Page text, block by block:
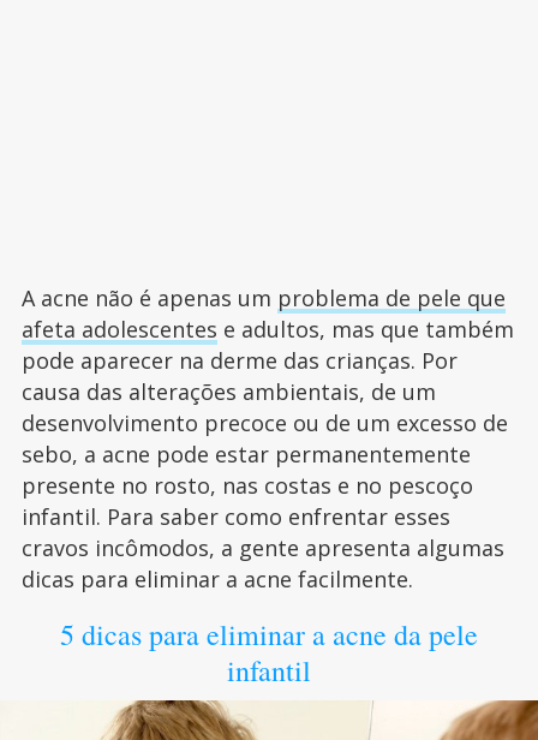
A acne não é apenas um problema de pele que
afeta adolescentes e adultos, mas que também
pode aparecer na derme das crianças. Por
causa das alterações ambientais, de um
desenvolvimento precoce ou de um excesso de
sebo, a acne pode estar permanentemente
presente no rosto, nas costas e no pescoço
infantil. Para saber como enfrentar esses
cravos incômodos, a gente apresenta algumas
dicas para eliminar a acne facilmente.
5 dicas para eliminar a acne da pele
infantil